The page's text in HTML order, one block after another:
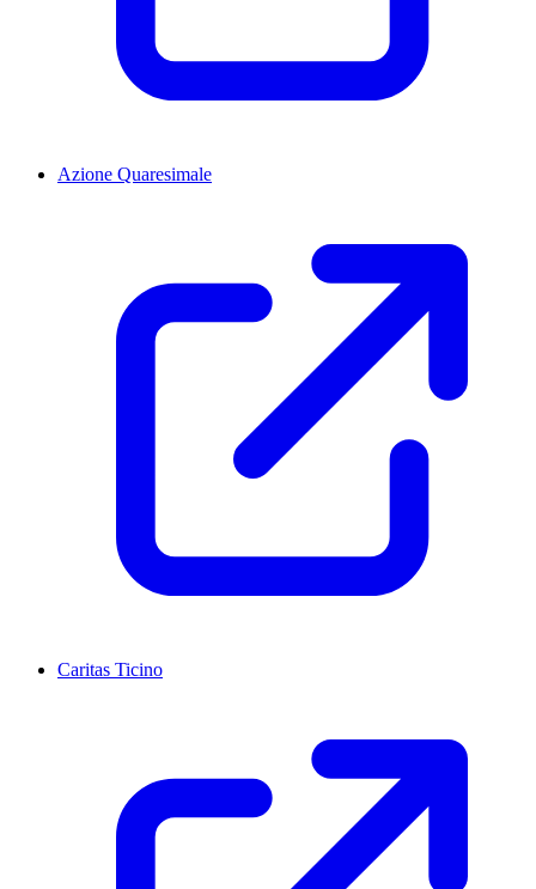
Azione Quaresimale
Caritas Ticino